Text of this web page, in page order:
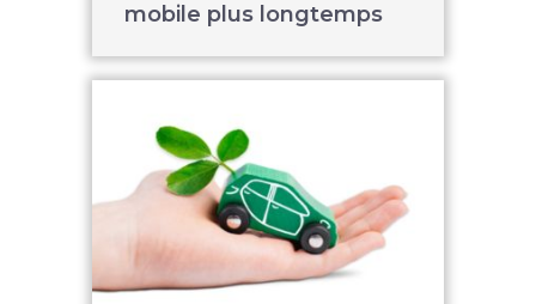
mobile plus longtemps